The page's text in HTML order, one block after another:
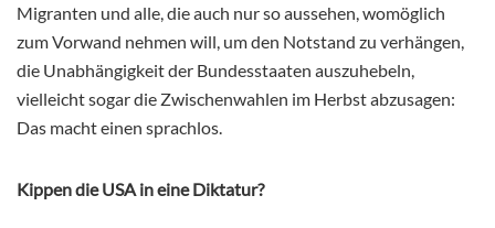
Migranten und alle, die auch nur so aussehen, womöglich
zum Vorwand nehmen will, um den Notstand zu verhängen,
die Unabhängigkeit der Bundesstaaten auszuhebeln,
vielleicht sogar die Zwischenwahlen im Herbst abzusagen:
Das macht einen sprachlos.
Kippen die USA in eine Diktatur?